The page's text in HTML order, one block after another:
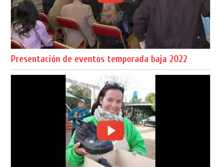
Presentación de eventos temporada baja 2022